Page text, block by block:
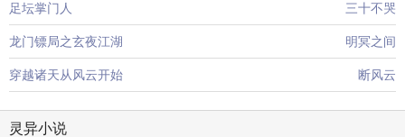
足坛掌门人 三十不哭
龙门镖局之玄夜江湖 明冥之间
穿越诸天从风云开始 断风云
灵异小说